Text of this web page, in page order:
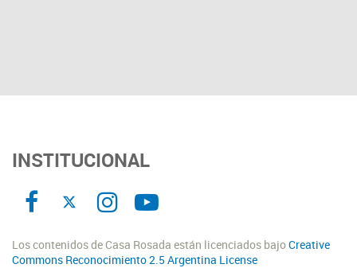
INSTITUCIONAL
Los contenidos de Casa Rosada están licenciados bajoCreative
Commons Reconocimiento 2.5 Argentina License